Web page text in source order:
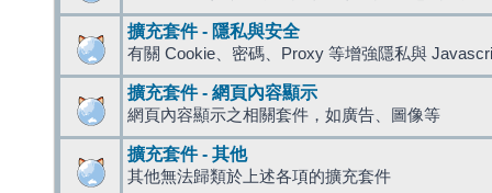
擴充套件 - 隱私與安全
有關 Cookie、密碼、Proxy 等增強隱私與
擴充套件 - 網頁內容顯示
網頁內容顯示之相關套件，如廣告、圖像等
擴充套件 - 其他
其他無法歸類於上述各項的擴充套件